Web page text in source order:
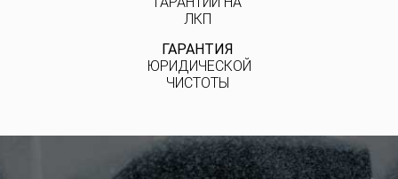
ЛКП
ГАРАНТИЯ
ЮРИДИЧЕСКОЙ
ЧИСТОТЫ